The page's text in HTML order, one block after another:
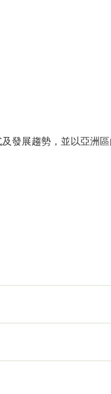
發展趨勢，並以亞洲